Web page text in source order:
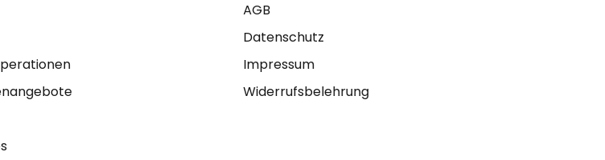
AGB
Datenschutz
Impressum
Widerrufsbelehrung